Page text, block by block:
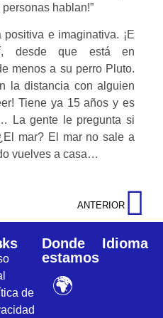
hablan!”
e imaginativa. ¡E
desde que está en
menos a su perro Pluto.
la distancia con alguien
Tiene ya 15 años y es
La gente le pregunta si
mar? El mar no sale a
vuelves a casa…
ANTERIOR
de
Donde
estamos
🌍
Idioma